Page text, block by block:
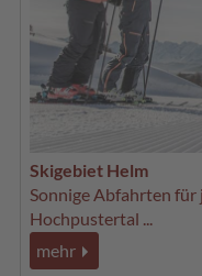
Skigebiet Helm
Sonnige Abfahrten für
Hochpustertal ...
mehr